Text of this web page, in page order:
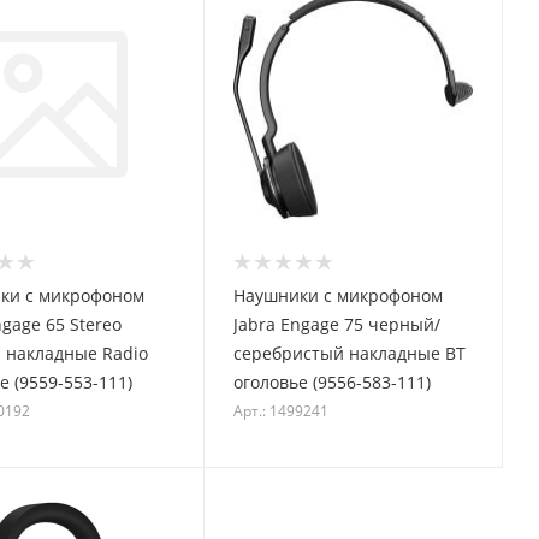
с микрофоном
65 Stereo
Radio
(9559-553-111)
Наушники с микрофоном
Jabra Engage 75 черный/
серебристый накладные BT
оголовье (9556-583-111)
Арт.: 1499241